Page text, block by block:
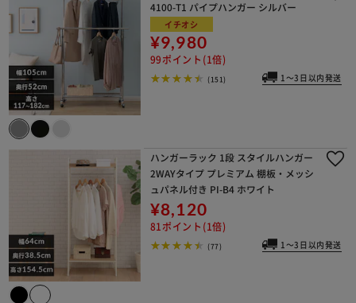
4100-T1 パイプハンガー シルバー
イチオシ
¥9,980
99ポイント(1倍)
(151) 1～3日以内発送
ハンガーラック 1段 スタイルハンガー
2WAYタイプ プレミアム 棚板・メッシ
ュパネル付き PI-B4 ホワイト
¥8,120
81ポイント(1倍)
(77) 1～3日以内発送